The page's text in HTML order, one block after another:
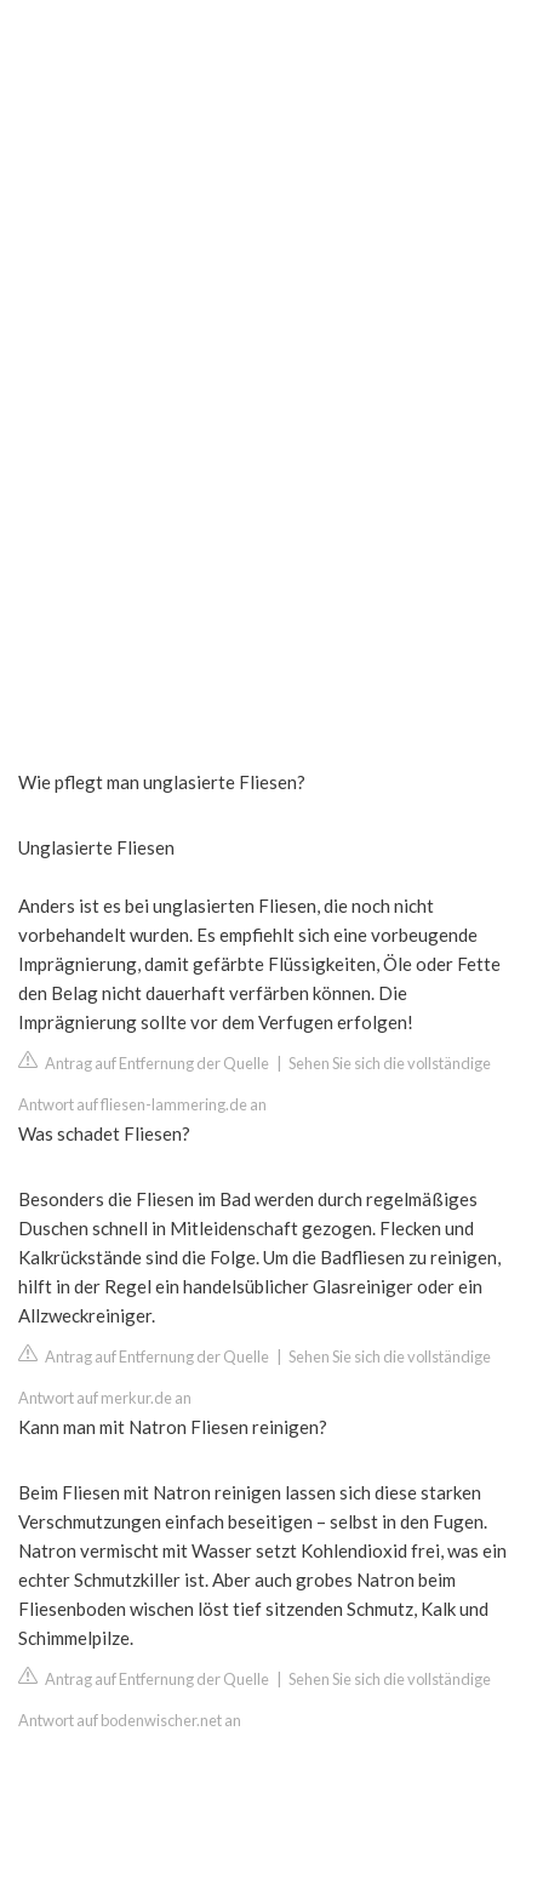
Wie pflegt man unglasierte Fliesen?
Unglasierte Fliesen
Anders ist es bei unglasierten Fliesen, die noch nicht
vorbehandelt wurden. Es empfiehlt sich eine vorbeugende
Imprägnierung, damit gefärbte Flüssigkeiten, Öle oder Fette
den Belag nicht dauerhaft verfärben können. Die
Imprägnierung sollte vor dem Verfugen erfolgen!
Antrag auf Entfernung der Quelle Sehen Sie sich die vollständige
Antwort auf fliesen-lammering.de an
Was schadet Fliesen?
Besonders die Fliesen im Bad werden durch regelmäßiges
Duschen schnell in Mitleidenschaft gezogen. Flecken und
Kalkrückstände sind die Folge. Um die Badfliesen zu reinigen,
hilft in der Regel ein handelsüblicher Glasreiniger oder ein
Allzweckreiniger.
Antrag auf Entfernung der Quelle Sehen Sie sich die vollständige
Antwort auf merkur.de an
Kann man mit Natron Fliesen reinigen?
Beim Fliesen mit Natron reinigen lassen sich diese starken
Verschmutzungen einfach beseitigen – selbst in den Fugen.
Natron vermischt mit Wasser setzt Kohlendioxid frei, was ein
echter Schmutzkiller ist. Aber auch grobes Natron beim
Fliesenboden wischen löst tief sitzenden Schmutz, Kalk und
Schimmelpilze.
Antrag auf Entfernung der Quelle Sehen Sie sich die vollständige
Antwort auf bodenwischer.net an